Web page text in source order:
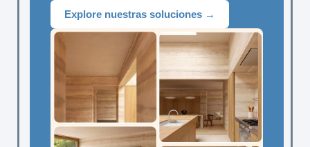
Explore nuestras soluciones →